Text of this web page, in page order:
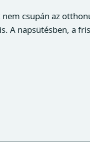
nem csupán az
A napsütésben, a